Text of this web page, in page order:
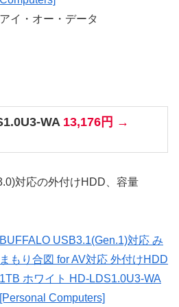
アイ・オー・データ
WA 13,176円 →
対応の外付けHDD、容量
BUFFALO USB3.1(Gen.1)対応 み
まもり合図 for AV対応 外付けHDD
1TB ホワイト HD-LDS1.0U3-WA
[Personal Computers]